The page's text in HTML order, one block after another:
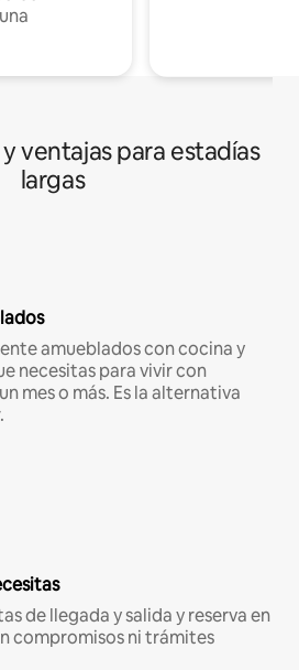
ventajas para estadías
largas
amueblados con cocina y
necesitas para vivir con
mes o más. Es la alternativa
de llegada y salida y reserva en
compromisos ni trámites